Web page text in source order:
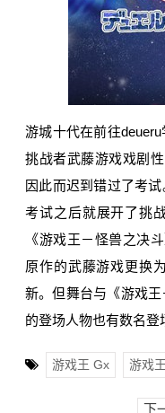
游城十代在前往
挑战者武藤游戏戏剧
因此而迟到错过了考
考试之后就展开了挑
《游戏王－怪兽之决
原作的武藤游戏更换
新。但舞台与《游戏
的登场人物也有数名登
游戏王 Gx 游戏王
下